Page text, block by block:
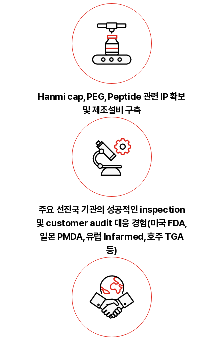
Hanmi cap, PEG, Peptide 관련 IP 확보
및 제조설비 구축
주요 선진국 기관의 성공적인 inspection
및 customer audit 대응 경험(미국 FDA,
일본 PMDA, 유럽 Infarmed, 호주 TGA
등)